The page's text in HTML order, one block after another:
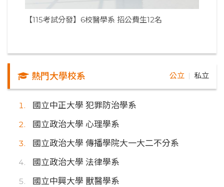
【115考試分發】6校醫學系 招公費生12名
熱門大學校系 公立 私立
國立中正大學 犯罪防治學系
國立政治大學 心理學系
國立政治大學 傳播學院大一大二不分系
國立政治大學 法律學系
國立中興大學 獸醫學系